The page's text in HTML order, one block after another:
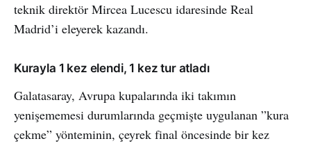
teknik direktör Mircea Lucescu idaresinde Real
Madrid’i eleyerek kazandı.
Kurayla 1 kez elendi, 1 kez tur atladı
Galatasaray, Avrupa kupalarında iki takımın
yenişememesi durumlarında geçmişte uygulanan ”kura
çekme” yönteminin, çeyrek final öncesinde bir kez